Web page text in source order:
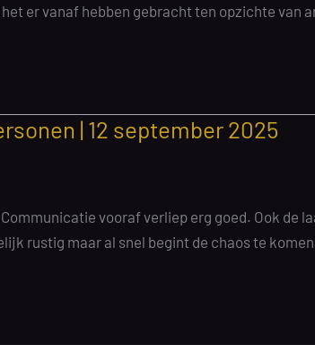
er vanaf hebben gebracht ten opzichte van
| 12 september 2025
vooraf verliep erg goed. Ook de
rustig maar al snel begint de chaos te